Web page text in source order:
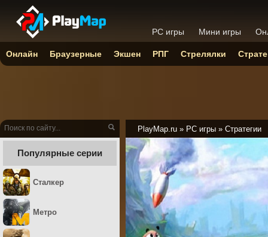
PlayMap.ru » PC игры » Стратегии
Популярные серии
Сталкер
Метро
PC игры Мини игры
Онлайн Браузерные Экшен РПГ Стрелялки